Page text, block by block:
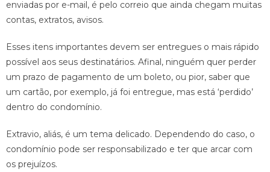
enviadas por e-mail, é pelo correio que ainda chegam muitas
contas, extratos, avisos.
Esses itens importantes devem ser entregues o mais rápido
possível aos seus destinatários. Afinal, ninguém quer perder
um prazo de pagamento de um boleto, ou pior, saber que
um cartão, por exemplo, já foi entregue, mas está ‘perdido’
dentro do condomínio.
Extravio, aliás, é um tema delicado. Dependendo do caso, o
condomínio pode ser responsabilizado e ter que arcar com
os prejuízos.